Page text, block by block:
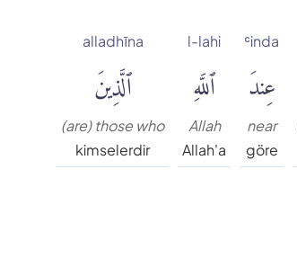
ʿinda
عِندَ
near
göre
l-lahi
ٱللَّهِ
Allah
Allah'a
alladhīna
ٱلَّذِينَ
(are) those who
kimselerdir